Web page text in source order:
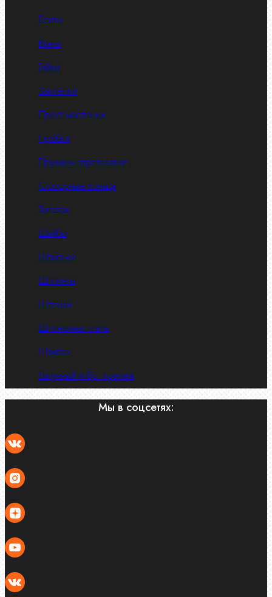
Болты
Винты
Гайки
Заклепки
Пресс-масленки
Пробки
Пружины тарельчатые
Стопорные кольца
Такелаж
Шайбы
Шпильки
Шплинты
Шпонки
Шпоночная сталь
Штифты
Латунный и бр. крепеж
Мы в соцсетях: